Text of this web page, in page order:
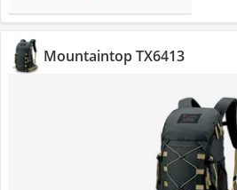
Mountaintop TX6413